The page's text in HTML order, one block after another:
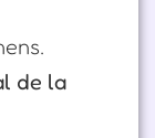
de la